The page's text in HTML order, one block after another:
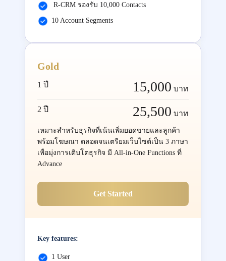
R-CRM รองรับ 10,000 Contacts
10 Account Segments
Gold
1 ปี 15,000 บาท
2 ปี 25,500 บาท
เหมาะสำหรับธุรกิจที่เน้นเพิ่มยอดขายและลูกค้า
พร้อมโฆษณา ตลอดจนเตรียมเว็บไซต์เป็น 3 ภาษา
เพื่อมุ่งการเติบโตธุรกิจ มี All-in-One Functions ที่
Advance
Get Started
Key features:
1 User